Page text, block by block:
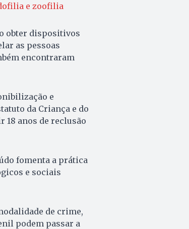
e zoofilia
obter dispositivos
as pessoas
encontraram
e
da Criança e do
18 anos de reclusão
fomenta a prática
e sociais
de crime,
podem passar a